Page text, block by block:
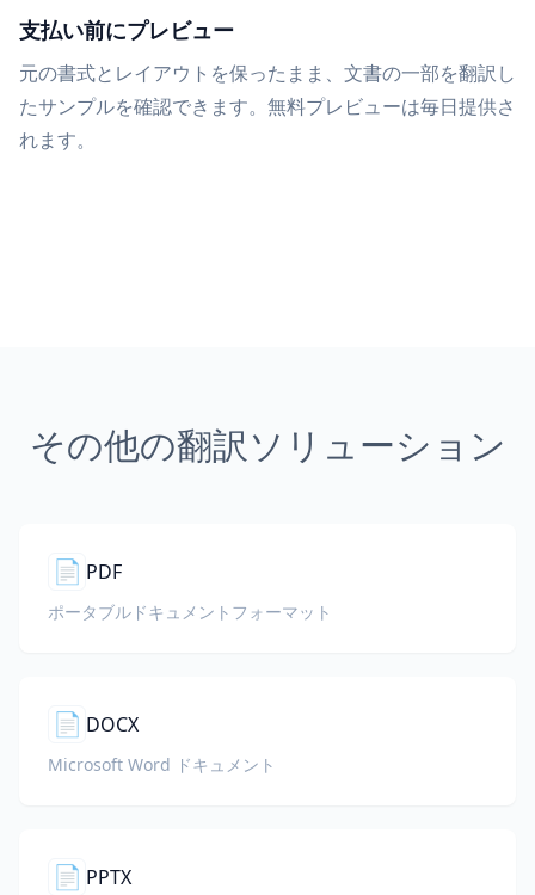
支払い前にプレビュー
元の書式とレイアウトを保ったまま、文書の一部を翻訳し
たサンプルを確認できます。無料プレビューは毎日提供さ
れます。
その他の翻訳ソリューション
📄 PDF
ポータブルドキュメントフォーマット
📄 DOCX
Microsoft Word ドキュメント
📄 PPTX